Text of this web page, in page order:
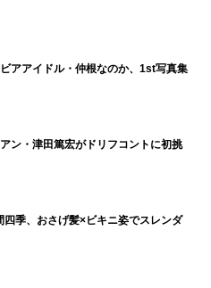
アアイドル・仲根なのか、1st写真集
ン・津田篤宏がドリフコントに初挑
季、おさげ髪×ビキニ姿でスレンダ